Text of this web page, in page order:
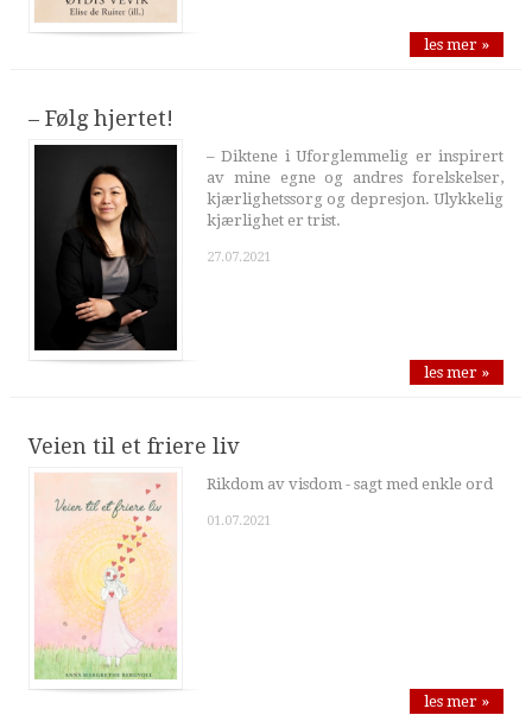
les mer »
– Følg hjertet!
– Diktene i Uforglemmelig er inspirert
av mine egne og andres forelskelser,
kjærlighetssorg og depresjon. Ulykkelig
kjærlighet er trist.
27.07.2021
les mer »
Veien til et friere liv
Rikdom av visdom - sagt med enkle ord
01.07.2021
les mer »